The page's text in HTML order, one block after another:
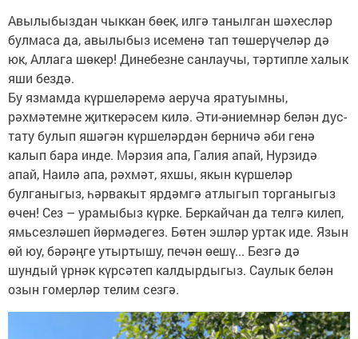
Авылыбыздан чыккан бөек, илгә танылган шәхесләр
булмаса да, авылыбыз исеменә тап төшерүчеләр дә
юк, Аллага шөкер! Динебезне санлаучы, тәртипле халык
яши бездә.
Бу язмамда күршеләремә аеруча яратуымны,
рәхмәтемне җиткерәсем килә. Әти-әниемнәр белән дус-
тату булып яшәгән күршеләрдән берничә әби генә
калып бара инде. Мәрзия апа, Галия апай, Нурзидә
апай, Наилә апа, рәхмәт, яхшы, якын күршеләр
булганыгыз, һәрвакыт ярдәмгә атлыгып торганыгыз
өчен! Сез – урамыбыз күрке. Беркайчан да телгә килеп,
ямьсезләшеп йөрмәдегез. Бөтен эшләр уртак иде. Язын
өй юу, бәрәңге утыртышу, печән өешү... Безгә дә
шундый үрнәк күрсәтеп калдырдыгыз. Саулык белән
озын гомерләр телим сезгә.